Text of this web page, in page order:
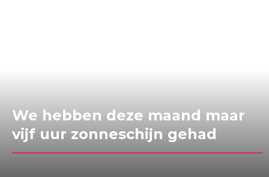
We hebben deze maand maar
vijf uur zonneschijn gehad